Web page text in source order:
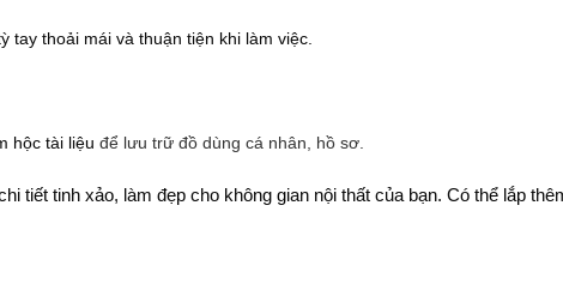
thoải mái và thuận tiện khi làm việc.
hộc tài liệu để lưu trữ đồ dùng cá nhân, hồ sơ.
tiết tinh xảo, làm đẹp cho không gian nội thất của bạn. Có thể lắp